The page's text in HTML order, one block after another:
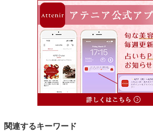
関連するキーワード